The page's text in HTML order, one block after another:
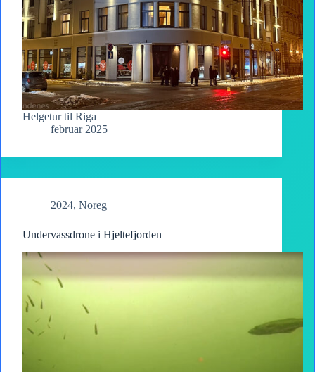
Helgetur til Riga
februar 2025
2024, Noreg
Undervassdrone i Hjeltefjorden